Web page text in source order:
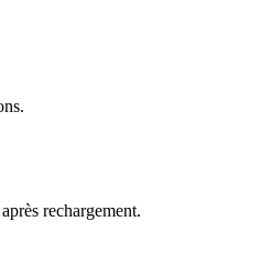
rechargement.